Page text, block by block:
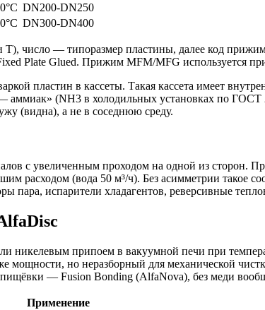
DN200-DN250
DN300-DN400
число — типоразмер пластины, далее код
Plate Glued. Прижим MFM/MFG используется
пластин в кассеты. Такая кассета имеет
аммиак» (NH3 в холодильных установках по
(видна), а не в соседнюю среду.
с увеличенным проходом на одной из сторон.
расходом (вода 50 м³/ч). Без асимметрии такое
пара, испарители хладагентов, реверсивные
никелевым припоем в вакуумной печи при
мощности, но неразборный для механической
— Fusion Bonding (AlfaNova), без меди
Применение